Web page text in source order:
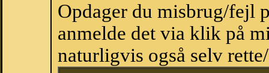
Opdager du misbrug/fejl
anmelde det via klik på
naturligvis også selv